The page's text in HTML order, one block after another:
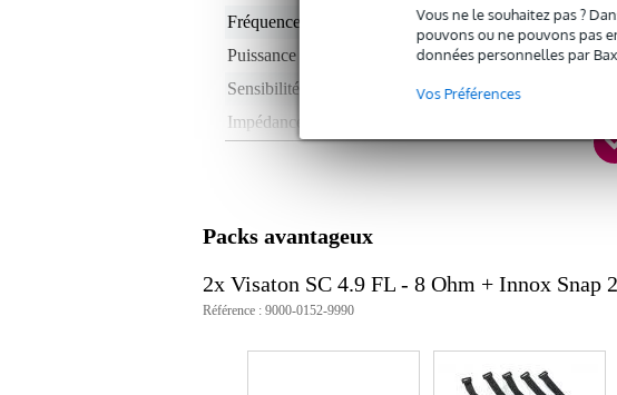
Vous ne le souhaitez pas ?
pouvons ou ne pouvons pas
données personnelles par
Vos Préférences
Fréquences max.
20 - 20,9 kHz
Puissance RMS en watts
0 - 49 watts
Sensibilité
83 dB
Impédance nominale
< 1 kg
Poids(emballage inclus)
Packs avantageux
2x Visaton SC 4.9 FL - 8 Ohm + Innox Snap
Référence : 9000-0152-9990